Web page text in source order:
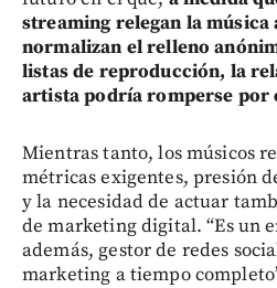
streaming relegan la música
normalizan el relleno
listas de reproducción, la
artista podría romperse por
Mientras tanto, los músicos
métricas exigentes, presión
y la necesidad de actuar
de marketing digital. “Es un
además, gestor de redes
marketing a tiempo